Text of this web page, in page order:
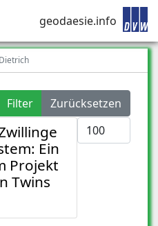
geodaesie.info
Filter
Zurücksetzen
Anzeige #
Ein
Projekt
Twins